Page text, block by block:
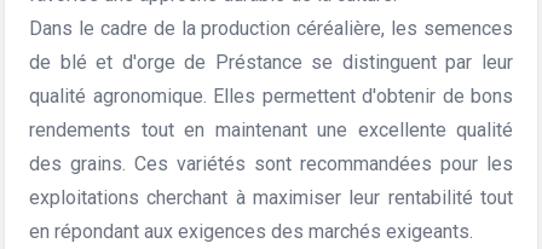
Dans le cadre de la production céréalière, les semences
de blé et d'orge de Préstance se distinguent par leur
qualité agronomique. Elles permettent d'obtenir de bons
rendements tout en maintenant une excellente qualité
des grains. Ces variétés sont recommandées pour les
exploitations cherchant à maximiser leur rentabilité tout
en répondant aux exigences des marchés exigeants.